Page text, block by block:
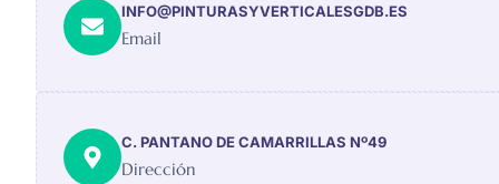
INFO@PINTURASYVERTICALESGDB.ES
Email
C. PANTANO DE CAMARRILLAS Nº49
Dirección